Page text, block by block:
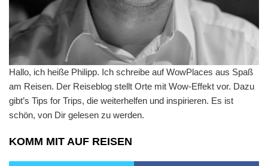
Hallo, ich heiße Philipp. Ich schreibe auf WowPlaces aus Spaß
am Reisen. Der Reiseblog stellt Orte mit Wow-Effekt vor. Dazu
gibt’s Tips for Trips, die weiterhelfen und inspirieren. Es ist
schön, von Dir gelesen zu werden.
KOMM MIT AUF REISEN